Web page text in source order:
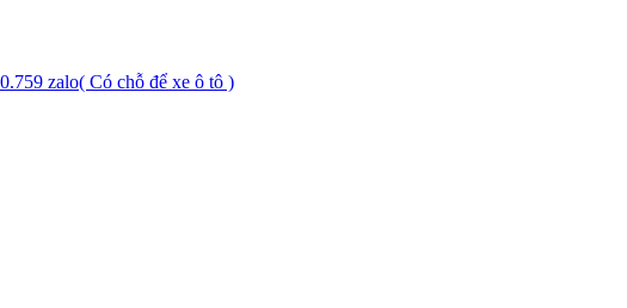
zalo( Có chỗ để xe ô tô )